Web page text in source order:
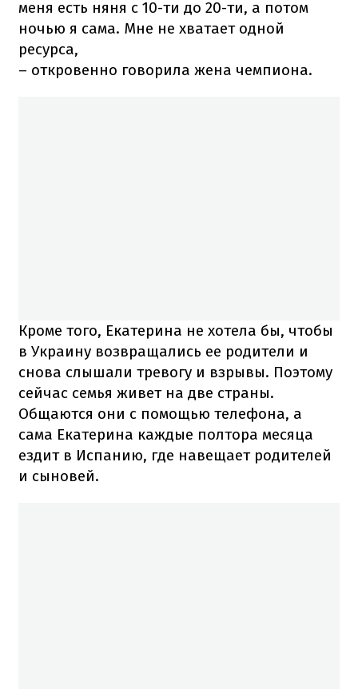
меня есть няня с 10-ти до 20-ти, а потом
ночью я сама. Мне не хватает одной
ресурса,
– откровенно говорила жена чемпиона.
Кроме того, Екатерина не хотела бы, чтобы
в Украину возвращались ее родители и
снова слышали тревогу и взрывы. Поэтому
сейчас семья живет на две страны.
Общаются они с помощью телефона, а
сама Екатерина каждые полтора месяца
ездит в Испанию, где навещает родителей
и сыновей.